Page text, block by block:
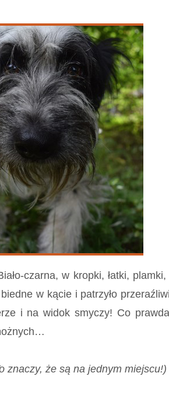
czarna, w kropki, łatki,
w kącie i patrzyło
i na widok smyczy! Co
że są na jednym miejscu!)